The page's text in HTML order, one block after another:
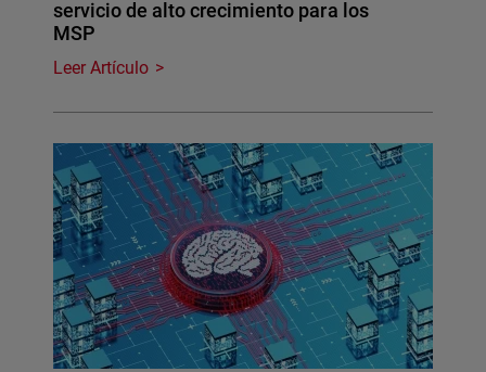
servicio de alto crecimiento para los
MSP
Leer Artículo